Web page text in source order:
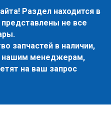
Раздел находится в
представлены не все
запчастей в наличии,
нашим менеджерам,
на ваш запрос